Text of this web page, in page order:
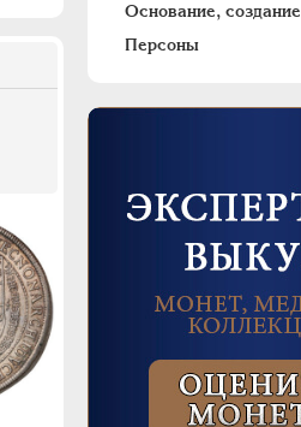
Основание, создание
Персоны